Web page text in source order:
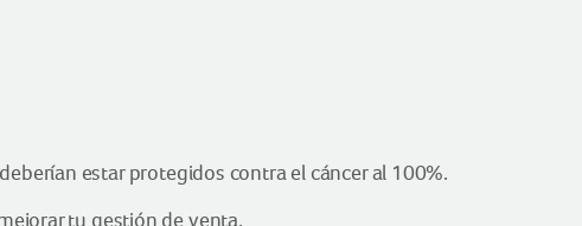
estar protegidos contra el cáncer al 100%.
tu gestión de venta.